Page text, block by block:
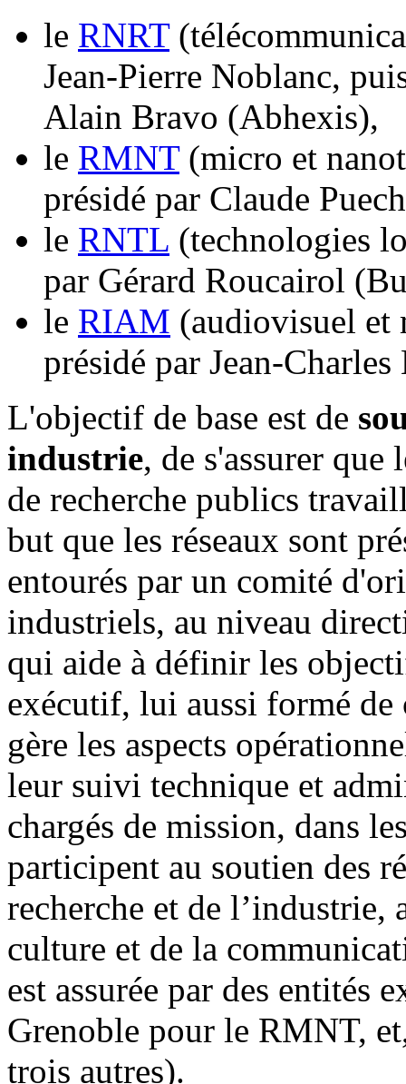
le RNRT
Jean-Pierre Noblanc,
Alain Bravo (Abhexis),
le RMNT(micro et
présidé par Claude
le RNTL (technologies
par Gérard Roucairol
le RIAM (audiovisuel et
présidé par Jean-
L'objectif de base est de
industrie, de s'assurer
de recherche publics
but que les réseaux sont
entourés par un comité
industriels, au niveau
qui aide à définir les
exécutif, lui aussi formé de
gère les aspects
leur suivi technique et
chargés de mission, dans
participent au soutien des
recherche et de l’industrie,
culture et de la
est assurée par des entités
Grenoble pour le RMNT,
trois autres).